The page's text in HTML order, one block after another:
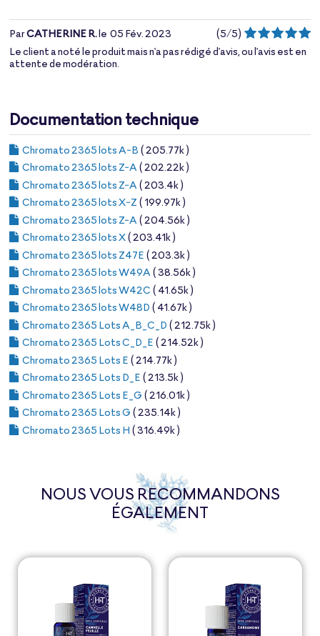
ParCATHERINE R.le 05 Fév. 2023 (5/5)
Le client a noté le produit mais n'a pas rédigé d'avis, ou l'avis est en
attente de modération.
Documentation technique
Chromato 2365 lots A-B ( 205.77k )
Chromato 2365 lots Z-A( 202.22k )
Chromato 2365 lots Z-A( 203.4k )
Chromato 2365 lots X-Z ( 199.97k )
Chromato 2365 lots Z-A( 204.56k )
Chromato 2365 lots X( 203.41k )
Chromato 2365 lots Z47E ( 203.3k )
Chromato 2365 lots W49A( 38.56k )
Chromato 2365 lots W42C ( 41.65k )
Chromato 2365 lots W48D ( 41.67k )
Chromato 2365 Lots A_B_C_D ( 212.75k )
Chromato 2365 Lots C_D_E ( 214.52k )
Chromato 2365 Lots E ( 214.77k )
Chromato 2365 Lots D_E ( 213.5k )
Chromato 2365 Lots E_G ( 216.01k )
Chromato 2365 Lots G ( 235.14k )
Chromato 2365 Lots H ( 316.49k )
NOUS VOUS RECOMMANDONS
ÉGALEMENT